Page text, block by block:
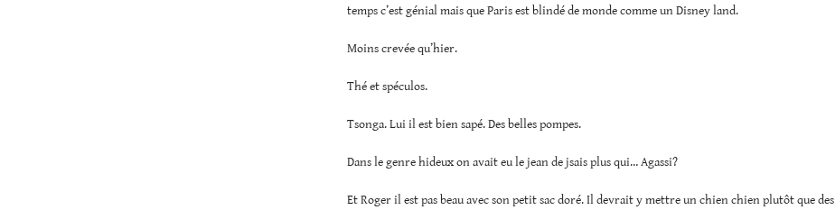
temps c’est génial mais que Paris est blindé de monde comme un Disney land.
Moins crevée qu’hier.
Thé et spéculos.
Tsonga. Lui il est bien sapé. Des belles pompes.
Dans le genre hideux on avait eu le jean de jsais plus qui… Agassi?
Et Roger il est pas beau avec son petit sac doré. Il devrait y mettre un chien chien plutôt que des